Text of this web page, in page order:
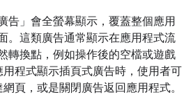
告」會全螢幕顯示，覆蓋整個應用
。這類廣告通常顯示在應用程式流
轉換點，例如操作後的空檔或遊戲
程式顯示插頁式廣告時，使用者可
頁，或是關閉廣告返回應用程式。